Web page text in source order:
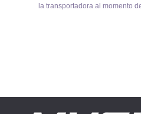
la transportadora al momento